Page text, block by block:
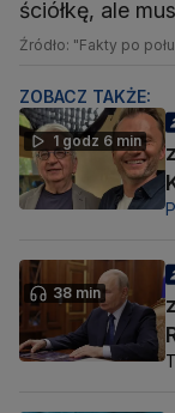
ściółkę, ale
Źródło: "Fakty po
ZOBACZ TAKŻE:
1 godz 6 min
38 min